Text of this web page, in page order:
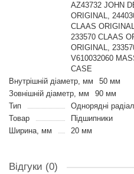
AZ43732 JOHN
ORIGINAL,
CLAAS
233570 CLAAS
ORIGINAL,
V610032060
CASE
Внутрішній діаметр, мм
50 мм
Зовнішній діаметр, мм
90 мм
Тип
Однорядні
Товар
Підшипники
Ширина, мм
20 мм
Відгуки (0)